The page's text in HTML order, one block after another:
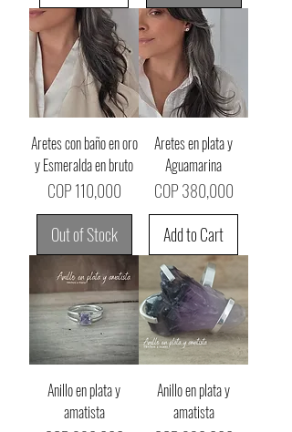
Aretes con baño en oro
y Esmeralda en bruto
Price
COP 110,000
Out of Stock
Aretes en plata y
Aguamarina
Price
COP 380,000
Add to Cart
Anillo en plata y
amatista
Anillo en plata y
amatista